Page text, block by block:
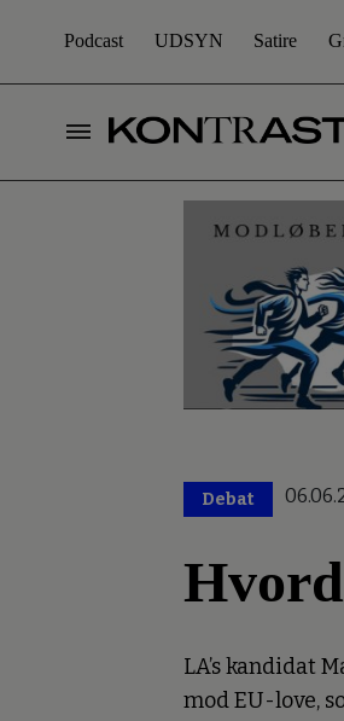
Podcast UDSYN Satire
Debat
LA’s kandidat
mod EU-love,